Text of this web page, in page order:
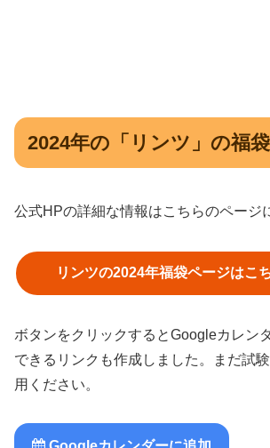
2024年の「リンツ」の福袋
公式HPの詳細な情報はこちらのページ
リンツの2024年福袋ページはこ
ボタンをクリックするとGoogleカレン
できるリンクも作成しました。まだ試
用ください。